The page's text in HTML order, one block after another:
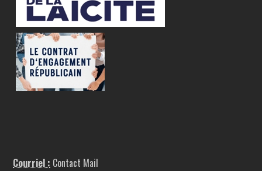
Courriel : Contact Mail